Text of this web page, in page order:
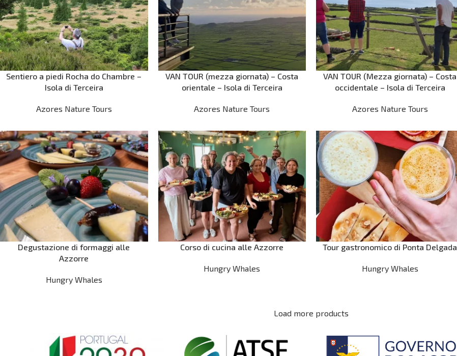
Sentiero a piedi Rocha do Chambre –
Isola di Terceira
Azores Nature Tours
VAN TOUR (mezza giornata) – Costa
orientale – Isola di Terceira
Azores Nature Tours
VAN TOUR (Mezza giornata) – Costa
occidentale – Isola di Terceira
Azores Nature Tours
Degustazione di formaggi alle
Azzorre
Hungry Whales
Corso di cucina alle Azzorre
Hungry Whales
Tour gastronomico di Ponta Delgada
Hungry Whales
Load more products